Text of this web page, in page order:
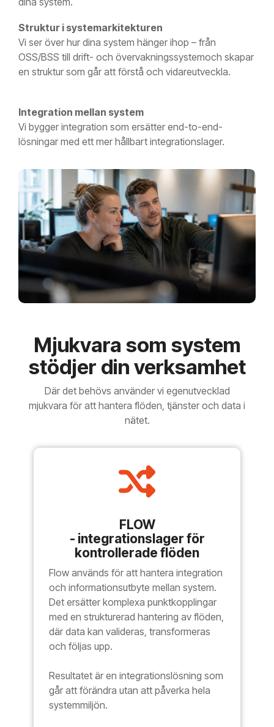
Struktur i systemarkitekturen
Vi ser över hur dina system hänger ihop – från
OSS/BSS till drift- och övervakningssystemoch skapar
en struktur som går att förstå och vidareutveckla.
Integration mellan system
Vi bygger integration som ersätter end-to-end-
lösningar med ett mer hållbart integrationslager.
Mjukvara som system
stödjer din verksamhet
Där det behövs använder vi egenutvecklad
mjukvara för att hantera flöden, tjänster och data i
nätet.
FLOW
- integrationslager för
kontrollerade flöden
Flow används för att hantera integration
och informationsutbyte mellan system.
Det ersätter komplexa punktkopplingar
med en strukturerad hantering av flöden,
där data kan valideras, transformeras
och följas upp.
Resultatet är en integrationslösning som
går att förändra utan att påverka hela
systemmiljön.